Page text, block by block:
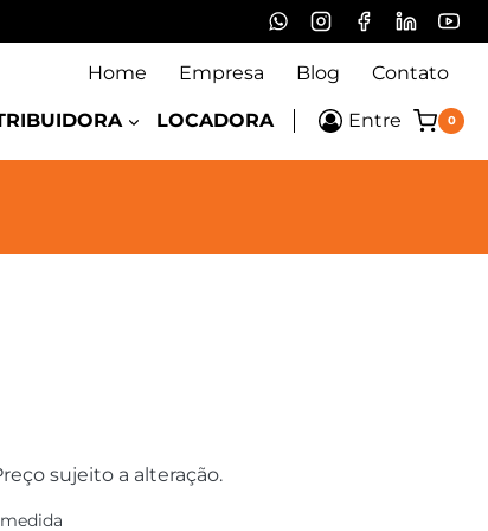
Home Empresa Blog Contato
LOCADORA Entre 0
sujeito a alteração.